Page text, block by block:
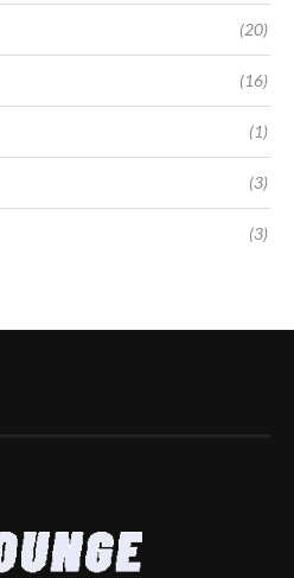
(20)
(16)
(1)
(3)
(3)